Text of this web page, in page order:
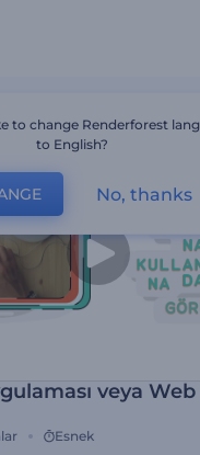
Çöpçatan Uygulaması Veya
veya Web
Esnek
to change Renderforest
to English?
No, thanks